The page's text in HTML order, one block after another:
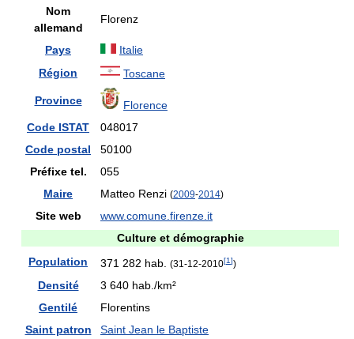
Nom
allemand
Florenz
Pays
Italie
Région
Toscane
Province
Florence
Code ISTAT
048017
Code postal
50100
Préfixe tel.
055
Maire
Matteo Renzi (2009-2014)
Site web
www.comune.firenze.it
Culture et démographie
Population
371 282 hab. (31-12-2010[1])
Densité
3 640 hab./km²
Gentilé
Florentins
Saint patron
Saint Jean le Baptiste